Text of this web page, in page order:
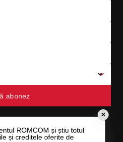
abonez
✕
ROMCOM și știu totul
și creditele oferite de